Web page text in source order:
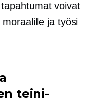
voivat
ja työsi
teini-